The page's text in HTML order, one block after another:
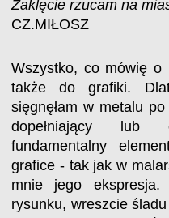
Zaklęcie rzucam na
CZ.MIŁOSZ
Wszystko, co mówię o
także do grafiki.
sięgnęłam w metalu
dopełniający lub
fundamentalny
grafice - tak jak w
mnie jego ekspresja.
rysunku, wreszcie